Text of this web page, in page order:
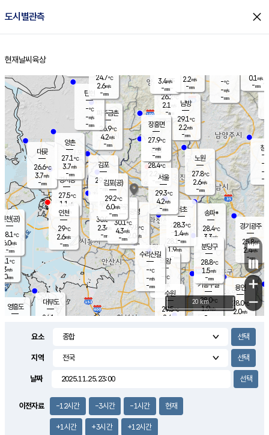
도시별관측 close
홈
현재날씨 육상
의도
℃
m/s
mm
영흥도
양주
26.2℃
2.1
-mm
과천
28.1℃
1.9m/s
- mm
용인
28.0℃
2.0m/s
경기광주
25.8℃
2.4m/s
-mm
1.4m/s
대부도
24.1
14.5
경서동
27.5℃
1.1 m/s
-mm
파주금촌
26.9℃
4.2m/s
-mm
-℃
-m/s
-mm
대곶
26.6℃
3.7m/s
-mm
창
-
-m/
-
탄현
-℃
-m/s
-mm
0.1 m/s
-mm
의왕
- ℃
m/s
mm
김포
29.4℃
-m/s
mm
광명
29.8 ℃
2.0 m/s
-mm
부천
30.0℃
2.3m/s
-mm
양촌
27.1℃
3.7m/s
-mm
구로
30.1℃
4.3m/s
-mm
은평
28.4℃
2.2 m/s
- mm
노원
27.8℃
2.6m/s
-mm
송파*
28.4℃
3.3m/s
-mm
서초
28.3℃
1.4m/s
-mm
남방
29.1℃
2.2m/s
-mm
기흥구갈
28.0℃
1.9m/s
-
수리산길
-℃
-m/s
-mm
분당구
28.8℃
1.5m/s
-mm
장흥면
27.9℃
-m/s
-mm
3.4m/s
-mm
인천(공)
28.1℃
6.0m/s
-mm
김포(공)
29.2℃
6.0m/s
-mm
수원
29.5℃
2.4 m/s
인천
29℃
2.6m/s
-mm
서울
29.3℃
4.2m/s
-mm
24.7℃
2.6m/s
-mm
2.2m/s
-mm
+
−
20 km
요소
지역
날짜
이전자료 -12시간 -3시간 -1시간 현재
+1시간 +3시간 +12시간